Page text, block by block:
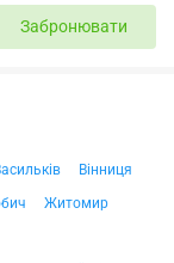
Забронювати
Вінниця
Житомир